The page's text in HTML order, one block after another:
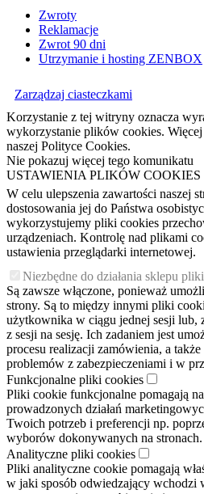
Zwroty
Reklamacje
Zwrot 90 dni
Utrzymanie i hosting ZENBOX
Zarządzaj ciasteczkami
Korzystanie z tej witryny oznacza
wykorzystanie plików cookies.
naszej Polityce Cookies.
Nie pokazuj więcej tego komunikatu
USTAWIENIA PLIKÓW COOKIES
W celu ulepszenia zawartości naszej
dostosowania jej do Państwa
wykorzystujemy pliki cookies
urządzeniach. Kontrolę nad plikami
ustawienia przeglądarki internetowej.
Niezbędne do działania sklepu
Są zawsze włączone, ponieważ
strony. Są to między innymi pliki
użytkownika w ciągu jednej sesji lub,
z sesji na sesję. Ich zadaniem jest
procesu realizacji zamówienia, a
problemów z zabezpieczeniami i w
Funkcjonalne pliki cookies
Pliki cookie funkcjonalne pomagają
prowadzonych działań
Twoich potrzeb i preferencji np.
wyborów dokonywanych na stronach.
Analityczne pliki cookies
Pliki analityczne cookie pomagają
w jaki sposób odwiedzający wchodzi